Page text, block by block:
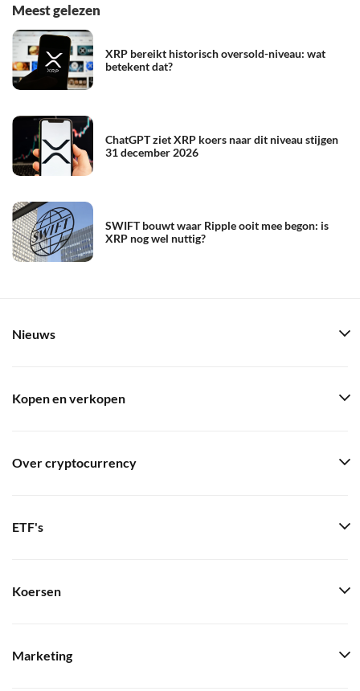
Meest gelezen
XRP bereikt historisch oversold-niveau: wat
betekent dat?
ChatGPT ziet XRP koers naar dit niveau stijgen
31 december 2026
SWIFT bouwt waar Ripple ooit mee begon: is
XRP nog wel nuttig?
Nieuws
Kopen en verkopen
Over cryptocurrency
ETF's
Koersen
Marketing